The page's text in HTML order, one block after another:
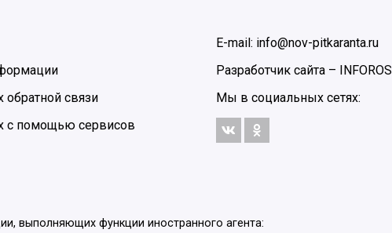
обратной связи
с помощью сервисов
E-mail: info@nov-pitkaranta.ru
Разработчик сайта – INFOROS
Мы в социальных сетях:
выполняющих функции иностранного агента: